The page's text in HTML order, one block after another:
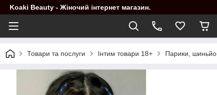
Koaki Beauty - Жіночий інтернет магазин.
Товари та послуги Інтим товари 18+ Парики,